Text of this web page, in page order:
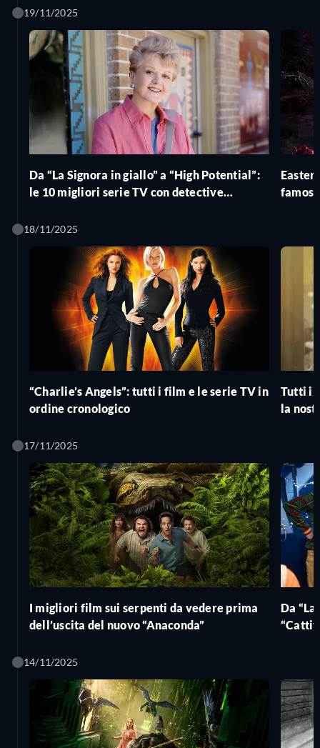
19/11/2025
Da “La Signora in giallo” a “High Potential”:
le 10 migliori serie TV con detective
Easter
famosi
18/11/2025
“Charlie’s Angels”: tutti i film e le serie TV in
ordine cronologico
Tutti i
la
17/11/2025
I migliori film sui serpenti da vedere prima
dell’uscita del nuovo “Anaconda”
Da
14/11/2025